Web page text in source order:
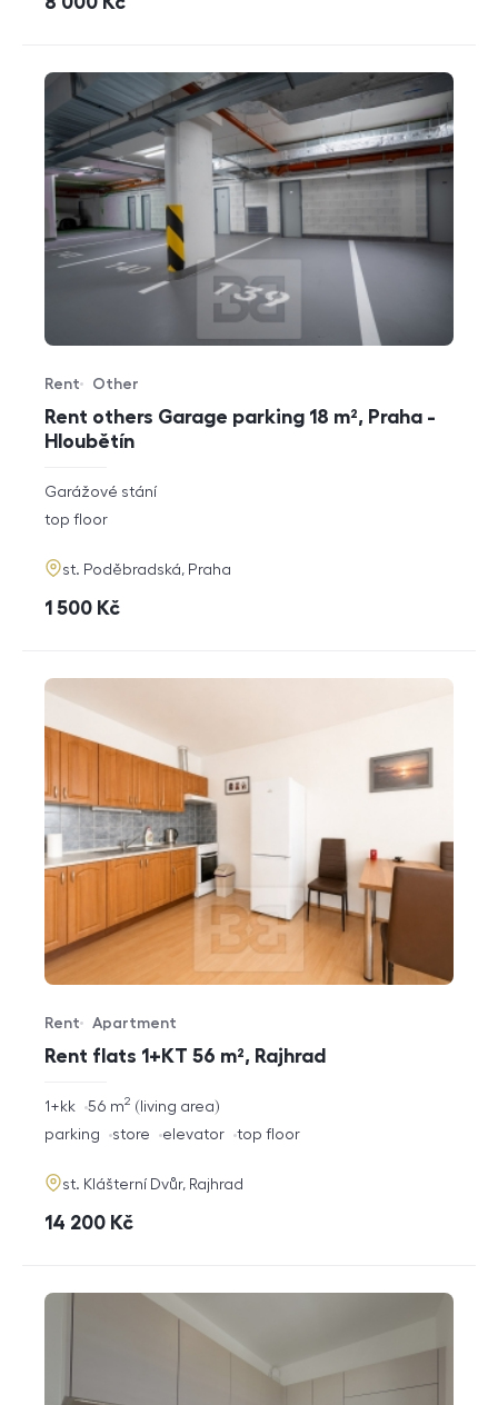
Rent others Garage parking 18 m², Praha -
Hloubětín
Offer type
Rent
Property type
Other
rozměry
disposition
Garážové stání
funkce
top floor
adresa
st. Poděbradská, Praha
cena
1 500 Kč
Rent flats 1+KT 56 m², Rajhrad
Offer type
Rent
Property type
Apartment
rozměry
disposition
1+kk living area
56 m2
funkce
parking store elevator top floor
adresa
st. Klášterní Dvůr, Rajhrad
cena
14 200 Kč